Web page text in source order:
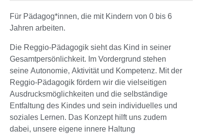
Für Pädagog*innen, die mit Kindern von 0 bis 6
Jahren arbeiten.
Die Reggio-Pädagogik sieht das Kind in seiner
Gesamtpersönlichkeit. Im Vordergrund stehen
seine Autonomie, Aktivität und Kompetenz. Mit der
Reggio-Pädagogik fördern wir die vielseitigen
Ausdrucksmöglichkeiten und die selbständige
Entfaltung des Kindes und sein individuelles und
soziales Lernen. Das Konzept hilft uns zudem
dabei, unsere eigene innere Haltung